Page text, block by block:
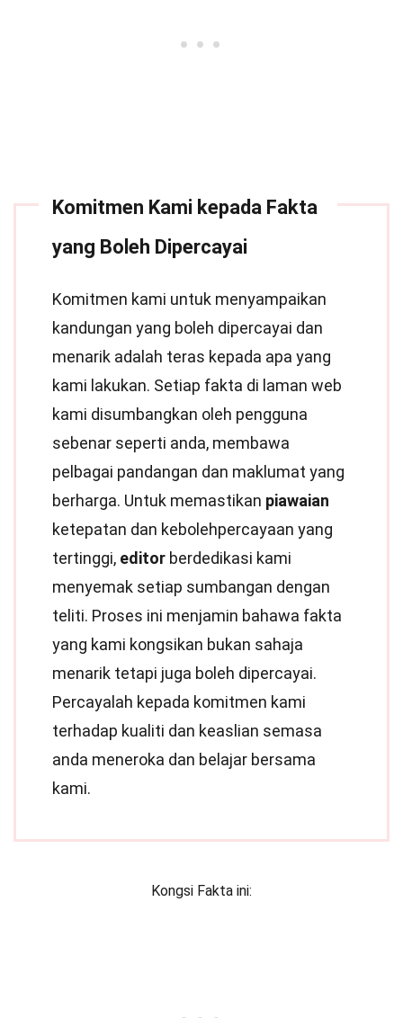
Komitmen Kami kepada Fakta
yang Boleh Dipercayai
Komitmen kami untuk menyampaikan
kandungan yang boleh dipercayai dan
menarik adalah teras kepada apa yang
kami lakukan. Setiap fakta di laman web
kami disumbangkan oleh pengguna
sebenar seperti anda, membawa
pelbagai pandangan dan maklumat yang
berharga. Untuk memastikan piawaian
ketepatan dan kebolehpercayaan yang
tertinggi, editor berdedikasi kami
menyemak setiap sumbangan dengan
teliti. Proses ini menjamin bahawa fakta
yang kami kongsikan bukan sahaja
menarik tetapi juga boleh dipercayai.
Percayalah kepada komitmen kami
terhadap kualiti dan keaslian semasa
anda meneroka dan belajar bersama
kami.
Kongsi Fakta ini: